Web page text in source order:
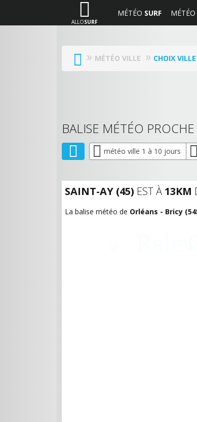
ALLOSURF
MÉTÉO SURF MÉTÉO
MÉTÉO VILLE CHOIX VILLE
BALISE MÉTÉO
météo ville 1 à 10 jours
SAINT-AY (45) EST À 13KM
La balise météo de Orléans - Bricy